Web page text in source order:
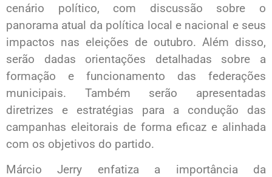
cenário político, com discussão sobre o
panorama atual da política local e nacional e seus
impactos nas eleições de outubro. Além disso,
serão dadas orientações detalhadas sobre a
formação e funcionamento das federações
municipais. Também serão apresentadas
diretrizes e estratégias para a condução das
campanhas eleitorais de forma eficaz e alinhada
com os objetivos do partido.
Márcio Jerry enfatiza a importância da